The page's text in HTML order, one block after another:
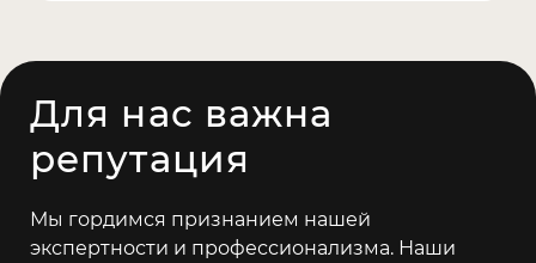
Для нас важна
репутация
Мы гордимся признанием нашей
экспертности и профессионализма. Наши